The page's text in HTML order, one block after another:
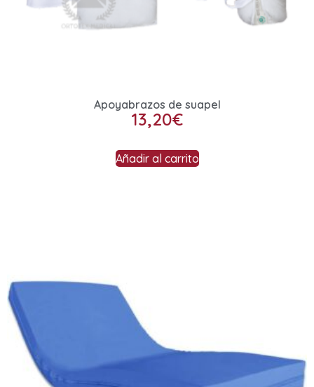
Apoyabrazos de suapel
13,20€
Añadir al carrito